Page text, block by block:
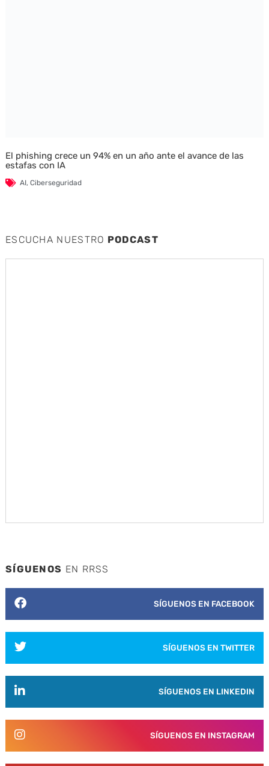
El phishing crece un 94% en un año ante el avance de las
estafas con IA
AI, Ciberseguridad
ESCUCHA NUESTRO PODCAST
SÍGUENOS EN RRSS
SÍGUENOS EN FACEBOOK
SÍGUENOS EN TWITTER
SÍGUENOS EN LINKEDIN
SÍGUENOS EN INSTAGRAM